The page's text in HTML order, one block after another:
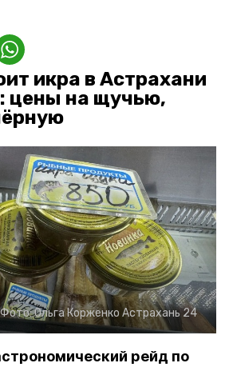
икра в Астрахани
цены на щучью,
Фото:Ольга Корженко Астрахань 24
рейд по